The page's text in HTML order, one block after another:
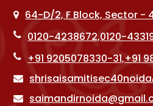
64-D/2, F Block, Sector -
0120-4238672,0120-
+91 9205078330-31,+91